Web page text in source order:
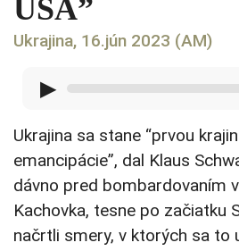
USA”
Ukrajina, 16.jún 2023 (AM)
▶
Ukrajina sa stane “prvou
emancipácie”, dal Klaus
dávno pred bombardovaním
Kachovka, tesne po začiatku
načrtli smery, v ktorých sa to